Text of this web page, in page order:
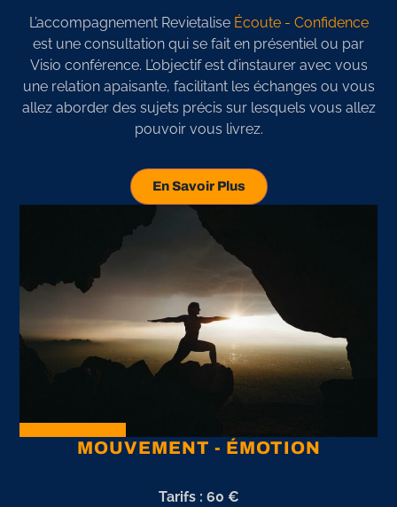
L’accompagnement Revietalise Écoute - Confidence
est une consultation qui se fait en présentiel ou par
Visio conférence. L’objectif est d’instaurer avec vous
une relation apaisante, facilitant les échanges ou vous
allez aborder des sujets précis sur lesquels vous allez
pouvoir vous livrez.
En Savoir Plus
MOUVEMENT - ÉMOTION
Tarifs : 60 €